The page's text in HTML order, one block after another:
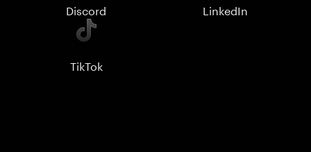
Discord LinkedIn
TikTok